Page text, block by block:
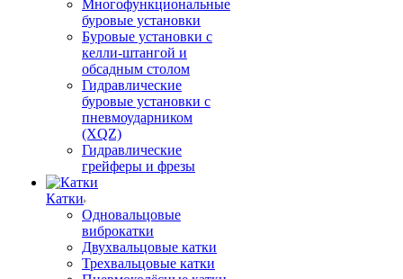
Многофункциональные
буровые установки
Буровые установки с
келли-штангой и
обсадным столом
Гидравлические
буровые установки с
пневмоударником
(XQZ)
Гидравлические
грейферы и фрезы
Катки
Одновальцовые
виброкатки
Двухвальцовые катки
Трехвальцовые катки